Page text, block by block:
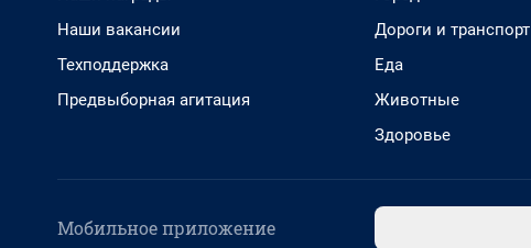
Наши вакансии
Техподдержка
Предвыборная агитация
Дороги и транспорт
Еда
Животные
Здоровье
Мобильное приложение